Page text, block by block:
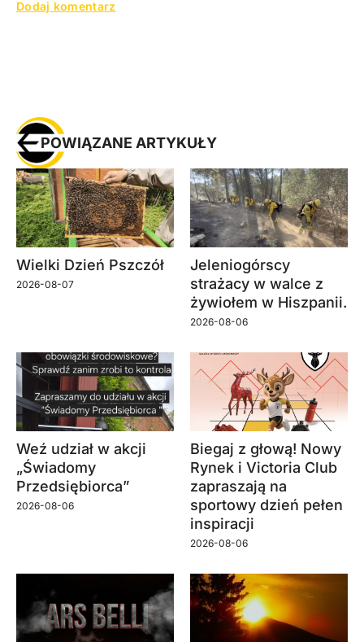
POWIĄZANE ARTYKUŁY
Wielki Dzień Pszczół
2026-08-07
Jeleniogórscy
strażacy w walce z
żywiołem w Hiszpanii.
2026-08-06
Weź udział w akcji
„Świadomy
Przedsiębiorca”
2026-08-06
Biegaj z głową! Nowy
Rynek i Victoria Club
zapraszają na
sportowy dzień pełen
inspiracji
2026-08-06